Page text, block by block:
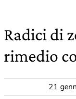
Radici di
rimedio
21